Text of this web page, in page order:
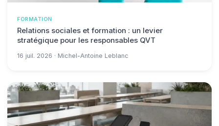
FORMATION
Relations sociales et formation : un levier
stratégique pour les responsables QVT
16 juil. 2026 · Michel-Antoine Leblanc